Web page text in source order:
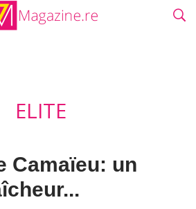
ELITE
Camaïeu: un